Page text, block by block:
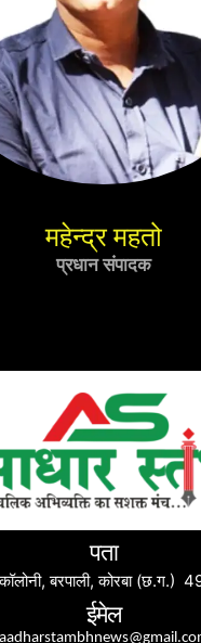
महेन्द्र महतो
प्रधान संपादक
पता
बरपाली, कोरबा (छ.ग.)
ईमेल